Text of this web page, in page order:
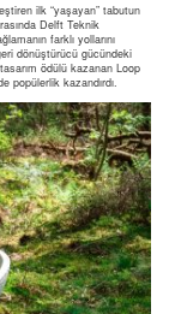
ilk “yaşayan” tabutun
Delft Teknik
farklı yollarını
dönüştürücü gücündeki
ödülü kazanan Loop
popülerlik kazandırdı.